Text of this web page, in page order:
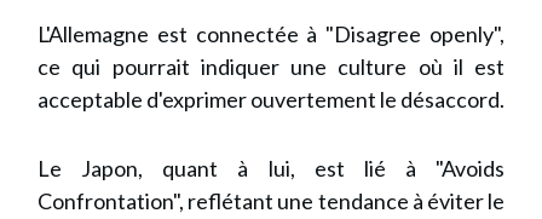
L'Allemagne est connectée à "Disagree openly",
ce qui pourrait indiquer une culture où il est
acceptable d'exprimer ouvertement le désaccord.
Le Japon, quant à lui, est lié à "Avoids
Confrontation", reflétant une tendance à éviter le